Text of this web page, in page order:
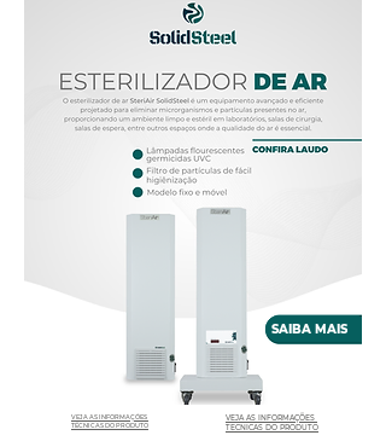
SAIBA MAIS
VEJA AS INFORMAÇÕES
TÉCNICAS DO PRODUTO
VEJA AS INFORMAÇÕES
TÉCNICAS DO PRODUTO